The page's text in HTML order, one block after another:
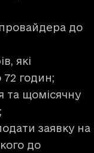
до
які
72 годин;
та щомісячну
заявку на
до